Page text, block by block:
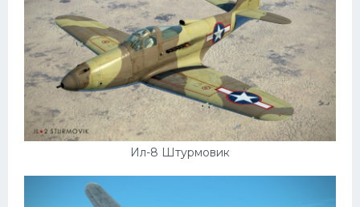
Ил-8 Штурмовик